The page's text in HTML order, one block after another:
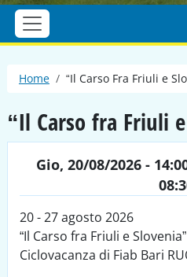
Briciole di pane
Home “Il Carso Fra Friuli e
“Il Carso fra Friuli
Gio, 20/08/2026 -
20 - 27 agosto 2026
“Il Carso fra Friuli e Slovenia”
Ciclovacanza di Fiab Bari